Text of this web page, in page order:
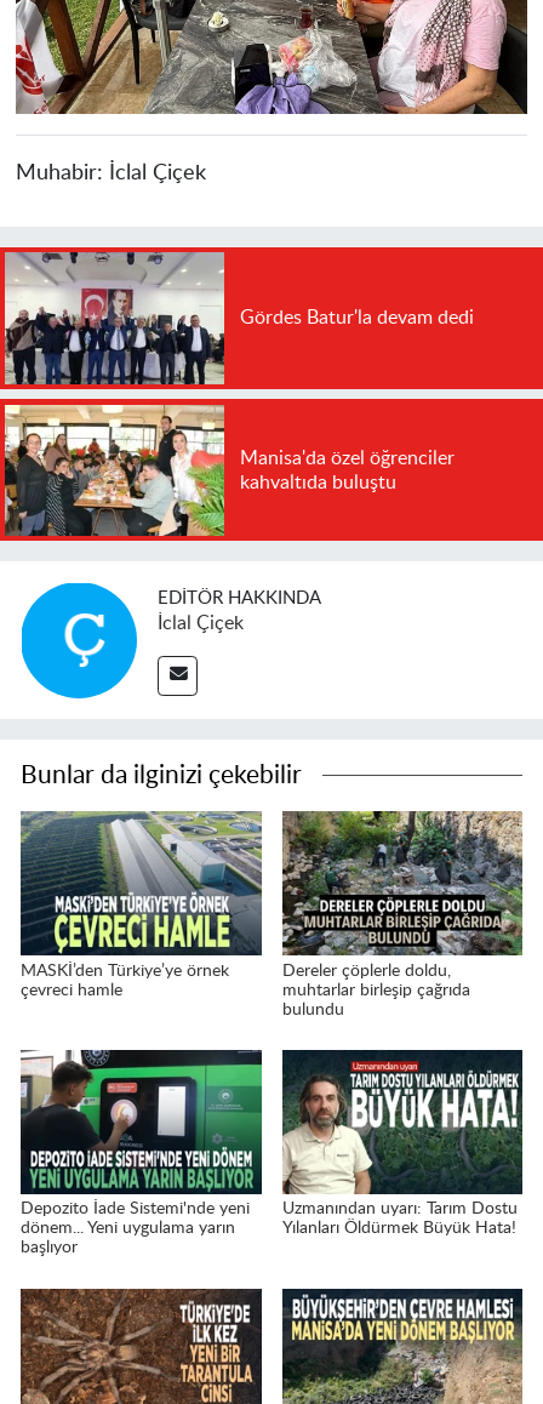
Muhabir: İclal Çiçek
Gördes Batur'la devam dedi
Manisa'da özel öğrenciler
kahvaltıda buluştu
EDITÖR HAKKINDA
İclal Çiçek
Bunlar da ilginizi çekebilir
MASKİ’den Türkiye’ye örnek
çevreci hamle
Dereler çöplerle doldu,
muhtarlar birleşip çağrıda
bulundu
Depozito İade Sistemi'nde yeni
dönem... Yeni uygulama yarın
başlıyor
Uzmanından uyarı: Tarım Dostu
Yılanları Öldürmek Büyük Hata!